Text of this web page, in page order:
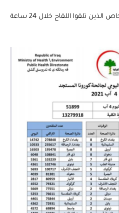
مشيرةً الوزارة، إلى أن “عدد الاشخاص الذين تلقوا اللقاح خلال 24 ساعة